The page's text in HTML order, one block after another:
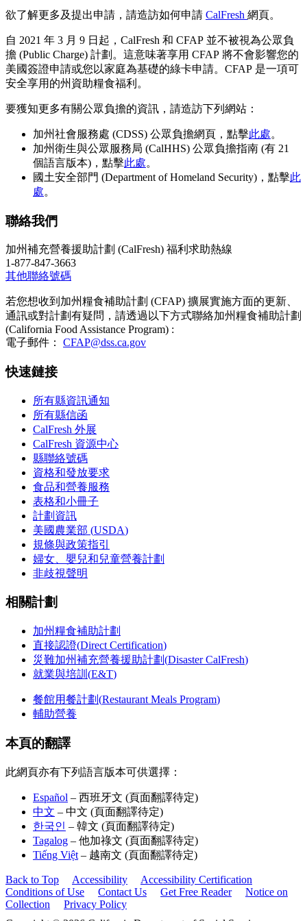
欲了解更多及提出申請，請造訪如何申請 CalFresh 網頁。
自 2021 年 3 月 9 日起， CalFresh 和 CFAP 並不被視為公眾負
擔 (Public Charge) 計劃。這意味著享用 CFAP 將不會影響您的
美國簽證申請或您以家庭為基礎的綠卡申請。 CFAP 是一項可
安全享用的州資助糧食福利。
要獲知更多有關公眾負擔的資訊，請造訪下列網站：
加州社會服務處 (CDSS) 公眾負擔網頁，點擊此處。
加州衛生與公眾服務局 (CalHHS) 公眾負擔指南 (有 21
個語言版本)，點擊此處。
國土安全部門 (Department of Homeland Security)，點擊此
處。
聯絡我們
加州補充營養援助計劃 (CalFresh) 福利求助熱線
1-877-847-3663
其他聯絡號碼
若您想收到加州糧食補助計劃 (CFAP) 擴展實施方面的更新、
通訊或對計劃有疑問，請透過以下方式聯絡加州糧食補助計劃
(California Food Assistance Program) :
電子郵件： CFAP@dss.ca.gov
快速鏈接
所有縣資訊通知
所有縣信函
CalFresh 外展
CalFresh 資源中心
縣聯絡號碼
資格和發放要求
食品和營養服務
表格和小冊子
計劃資訊
美國農業部 (USDA)
規條與政策指引
婦女、嬰兒和兒童營養計劃
非歧視聲明
相關計劃
加州糧食補助計劃
直接認證(Direct Certification)
災難加州補充營養援助計劃(Disaster CalFresh)
就業與培訓(E&T)
餐館用餐計劃(Restaurant Meals Program)
輔助營養
本頁的翻譯
此網頁亦有下列語言版本可供選擇：
Español – 西班牙文 (頁面翻譯待定)
中文 – 中文 (頁面翻譯待定)
한국인 – 韓文 (頁面翻譯待定)
Tagalog – 他加祿文 (頁面翻譯待定)
Tiếng Việt – 越南文 (頁面翻譯待定)
Back to Top Accessibility
Accessibility Certification
Conditions of Use
Contact Us Get Free Reader
Notice on
Collection
Privacy Policy